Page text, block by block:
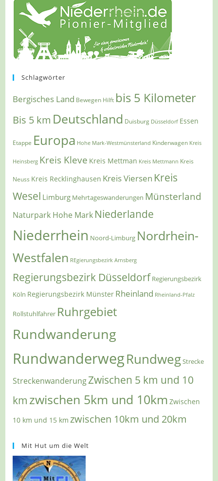
Schlagwörter
Bergisches Land Bewegen Hilft bis 5 Kilometer
Bis 5 km Deutschland Duisburg Düsseldorf Essen
Etappe Europa Hohe Mark-Westmünsterland Kinderwagen Kreis
Heinsberg Kreis Kleve Kreis Mettman Kreis Mettmann Kreis
Neuss Kreis Recklinghausen Kreis Viersen Kreis
Wesel Limburg Mehrtageswanderungen Münsterland
Naturpark Hohe Mark Niederlande
Niederrhein Noord-Limburg Nordrhein-
Westfalen REgierungsbezirk Arnsberg
Regierungsbezirk Düsseldorf Regierungsbezirk
Köln Regierungsbezirk Münster Rheinland Rheinland-Pfalz
Rollstuhlfahrer Ruhrgebiet
Rundwanderung
RundwanderwegRundwegStrecke
StreckenwanderungZwischen 5 km und 10
km zwischen 5km und 10km Zwischen
10 km und 15 km zwischen 10km und 20km
Mit Hut um die Welt